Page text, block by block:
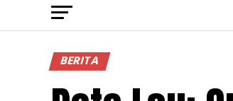
BERITA